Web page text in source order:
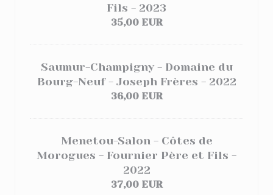
Fils - 2023
35,00 EUR
Saumur-Champigny - Domaine du
Bourg-Neuf - Joseph Frères - 2022
36,00 EUR
Menetou-Salon - Côtes de
Morogues - Fournier Père et Fils -
2022
37,00 EUR